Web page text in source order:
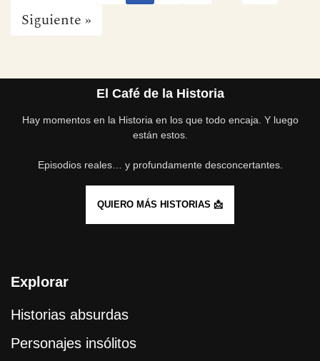
Siguiente »
El Café de la Historia
Hay momentos en la Historia en los que todo encaja. Y luego
están estos.
Episodios reales… y profundamente desconcertantes.
QUIERO MÁS HISTORIAS 📩
Explorar
Historias absurdas
Personajes insólitos